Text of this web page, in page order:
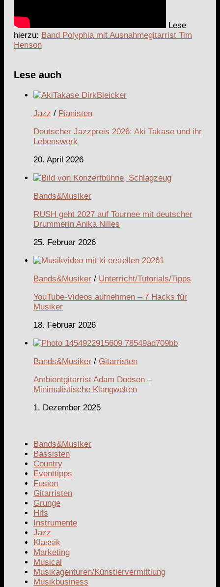
Lese
hierzu: Band Polyphia mit Ausnahmegitarrist Tim
Henson
Lese auch
Jazz / Pianisten
Deutscher Jazzpreis 2026: Aki Takase und ihr
Lebenswerk
20. April 2026
Bands&Musiker
RUSH geht 2027 auf Tournee mit deutscher
Drummerin Anika Nilles
25. Februar 2026
Bands&Musiker / Unterricht/Tutorials/Tipps
YouTube-Videos aufnehmen – 7 Hacks für
Musiker
18. Februar 2026
Bands&Musiker / Gitarristen
Ambientgitarrist Adam Dodson –
Minimalistische Klangwelten
1. Dezember 2025
Bands&Musiker
Bassisten
Country
Eventtipps
Fusion
Gitarristen
Grunge
Hits
Instrumente
Jazz
Klassik
Marketing
Musical
Musikagenturen/Künstlervermittlung
Musikbusiness